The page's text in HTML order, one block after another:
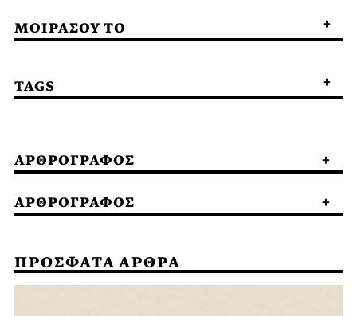
ΜΟΙΡΑΣΟΥ ΤΟ
TAGS
ΑΡΘΡΟΓΡΑΦΟΣ
ΑΡΘΡΟΓΡΑΦΟΣ
ΠΡΟΣΦΑΤΑ ΑΡΘΡΑ